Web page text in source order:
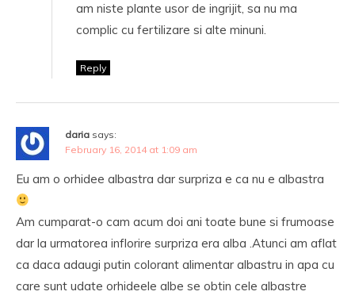
am niste plante usor de ingrijit, sa nu ma
complic cu fertilizare si alte minuni.
Reply
daria says:
February 16, 2014 at 1:09 am
Eu am o orhidee albastra dar surpriza e ca nu e albastra
Am cumparat-o cam acum doi ani toate bune si frumoase
dar la urmatorea inflorire surpriza era alba .Atunci am aflat
ca daca adaugi putin colorant alimentar albastru in apa cu
care sunt udate orhideele albe se obtin cele albastre